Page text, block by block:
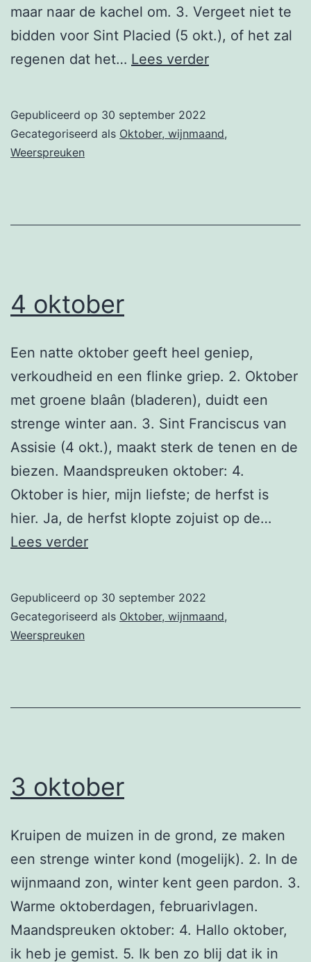
maar naar de kachel om. 3. Vergeet niet te
bidden voor Sint Placied (5 okt.), of het zal
regenen dat het… Lees verder5
Gepubliceerd op 30 september 2022
Gecategoriseerd als Oktober, wijnmaand,
Weerspreuken
4 oktober
Een natte oktober geeft heel geniep,
verkoudheid en een flinke griep. 2. Oktober
met groene blaân (bladeren), duidt een
strenge winter aan. 3. Sint Franciscus van
Assisie (4 okt.), maakt sterk de tenen en de
biezen. Maandspreuken oktober: 4.
Oktober is hier, mijn liefste; de herfst is
hier. Ja, de herfst klopte zojuist op de…
Lees verder4
Gepubliceerd op 30 september 2022
Gecategoriseerd als Oktober, wijnmaand,
Weerspreuken
3 oktober
Kruipen de muizen in de grond, ze maken
een strenge winter kond (mogelijk). 2. In de
wijnmaand zon, winter kent geen pardon. 3.
Warme oktoberdagen, februarivlagen.
Maandspreuken oktober: 4. Hallo oktober,
ik heb je gemist. 5. Ik ben zo blij dat ik in